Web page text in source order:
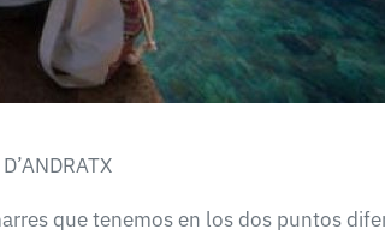
que tenemos en los dos puntos